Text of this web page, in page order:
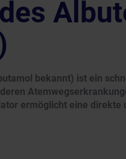
bekannt) ist ein
ermöglicht eine